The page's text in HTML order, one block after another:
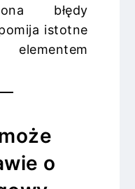
błędy
istotne
o